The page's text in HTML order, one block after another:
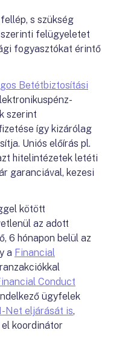
s szükség
felügyeletet
fogyasztókat érintő
Betétbiztosítási
szerint
így kizárólag
Uniós előírás pl.
hitelintézetek letéti
garanciával, kezesi
kötött
az adott
6 hónapon belül az
a Financial
Conduct
ügyfelek
Net eljárását is,
koordinátor